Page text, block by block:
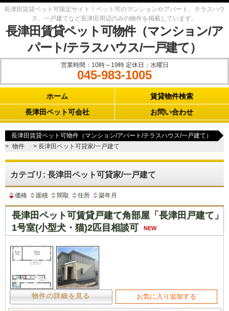
長津田賃貸ペット可限定サイト！ペット可のマンションやアパート、テラスハウ
ス、一戸建てなど長津田周辺のみの物件を掲載しています。
長津田賃貸ペット可物件（マンション/ア
パート/テラスハウス/一戸建て）
営業時間：10時～19時 定休日：水曜日
045-983-1005
ホーム
賃貸物件検索
長津田ペット可会社
お問い合わせ
長津田賃貸ペット可物件（マンション/アパート/テラスハウス/一戸建て）
> 物件 > 長津田ペット可貸家/一戸建て
カテゴリ: 長津田ペット可貸家/一戸建て
価格 面積 間取 住所 築年月
長津田ペット可賃貸戸建て角部屋「長津田戸建て」
1号室(小型犬・猫)2匹目相談可
NEW
物件の詳細を見る お気に入り追加する